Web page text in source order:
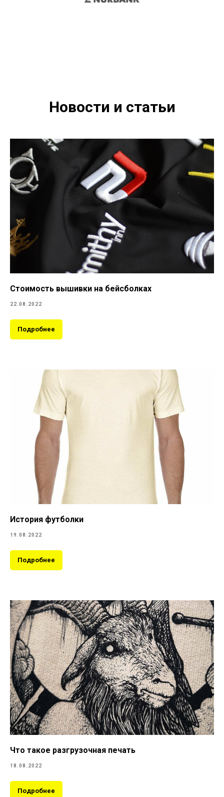
Новости и статьи
Стоимость вышивки на бейсболках
22.08.2022
Подробнее
История футболки
19.08.2022
Подробнее
Что такое разгрузочная печать
18.08.2022
Подробнее